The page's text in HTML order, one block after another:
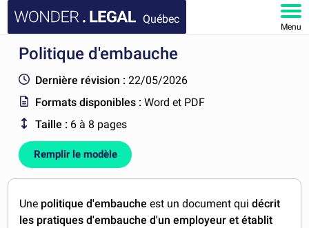
Québec
Menu
ACCUEIL
DOCUMENTS
FAQ
MON COMPTE
Politique d'embauche
Dernière révision : 22/05/2026
Formats disponibles :Word et PDF
Taille : 6 à 8 pages
Remplir le modèle
Une politique d'embauche est un document quidécrit
les pratiques d'embauche d'un employeur et établit